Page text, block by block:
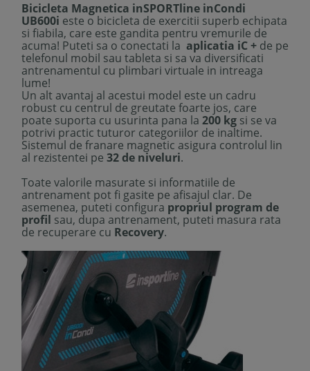
Bicicleta Magnetica inSPORTline inCondi
UB600i este o bicicleta de exercitii superb echipata
si fiabila, care este gandita pentru vremurile de
acuma! Puteti sa o conectati la aplicatia iC + de pe
telefonul mobil sau tableta si sa va diversificati
antrenamentul cu plimbari virtuale in intreaga
lume!
Un alt avantaj al acestui model este un cadru
robust cu centrul de greutate foarte jos, care
poate suporta cu usurinta pana la 200 kg si se va
potrivi practic tuturor categoriilor de inaltime.
Sistemul de franare magnetic asigura controlul lin
al rezistentei pe 32 de niveluri.
Toate valorile masurate si informatiile de
antrenament pot fi gasite pe afisajul clar. De
asemenea, puteti configura propriul program de
profil sau, dupa antrenament, puteti masura rata
de recuperare cu Recovery.